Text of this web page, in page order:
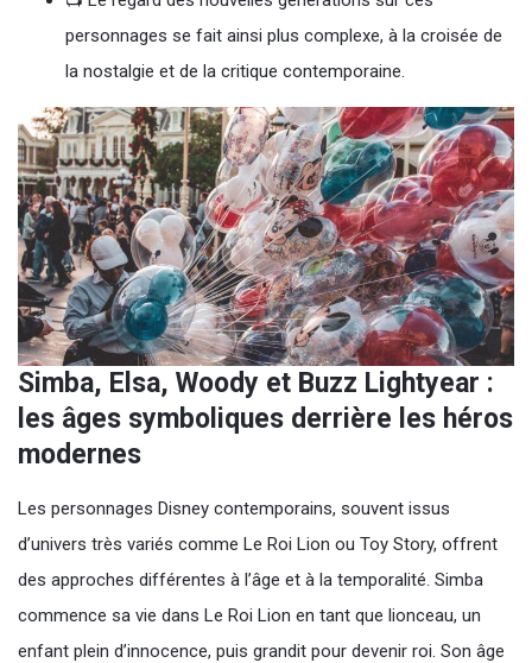
personnages se fait ainsi plus complexe, à la croisée de
la nostalgie et de la critique contemporaine.
Simba, Elsa, Woody et Buzz Lightyear :
les âges symboliques derrière les héros
modernes
Les personnages Disney contemporains, souvent issus
d’univers très variés comme Le Roi Lion ou Toy Story, offrent
des approches différentes à l’âge et à la temporalité. Simba
commence sa vie dans Le Roi Lion en tant que lionceau, un
enfant plein d’innocence, puis grandit pour devenir roi. Son âge